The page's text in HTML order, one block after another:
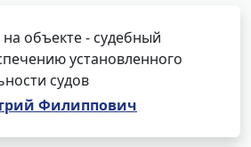
объекте - судебный
установленного
судов
Филиппович